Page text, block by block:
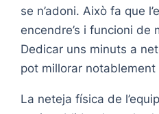
se n’adoni. Això fa que
encendre’s i funcioni de
Dedicar uns minuts a
pot millorar
La neteja física de